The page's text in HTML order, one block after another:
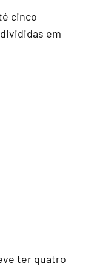
cinco
em
ter quatro